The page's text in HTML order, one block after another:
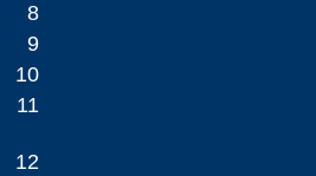
8
9
10
11
12